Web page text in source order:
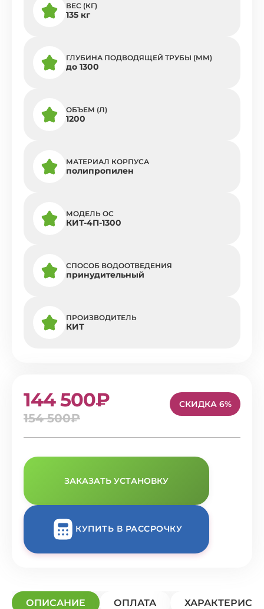
ВЕС (КГ)
135 кг
ГЛУБИНА ПОДВОДЯЩЕЙ ТРУБЫ (ММ)
до 1300
ОБЪЕМ (Л)
1200
МАТЕРИАЛ КОРПУСА
полипропилен
МОДЕЛЬ ОС
КИТ-4П-1300
СПОСОБ ВОДООТВЕДЕНИЯ
принудительный
ПРОИЗВОДИТЕЛЬ
КИТ
144 500₽
154 500₽
СКИДКА 6%
ЗАКАЗАТЬ УСТАНОВКУ
КУПИТЬ В РАССРОЧКУ
ОПИСАНИЕ ОПЛАТА